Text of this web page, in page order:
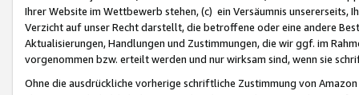
Ihrer Website im Wettbewerb stehen, (c) ein Versäumnis unsererseits,
Verzicht auf unser Recht darstellt, die betroffene oder eine andere
Aktualisierungen, Handlungen und Zustimmungen, die wir ggf. im
vorgenommen bzw. erteilt werden und nur wirksam sind, wenn sie
Ohne die ausdrückliche vorherige schriftliche Zustimmung von